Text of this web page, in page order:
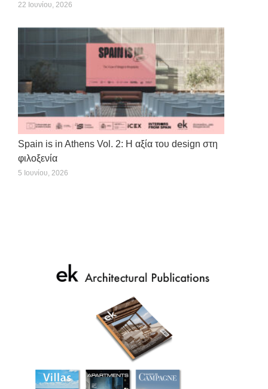
22 Ιουνίου, 2026
Spain is in Athens Vol. 2: Η αξία του design στη
φιλοξενία
5 Ιουνίου, 2026